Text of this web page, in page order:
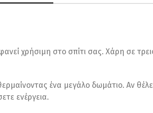
χρήσιμη στο σπίτι σας. Χάρη σε
ένα μεγάλο δωμάτιο. Αν
ενέργεια.